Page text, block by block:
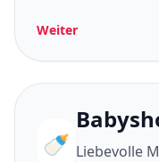
Weiter
🍼 Liebevolle